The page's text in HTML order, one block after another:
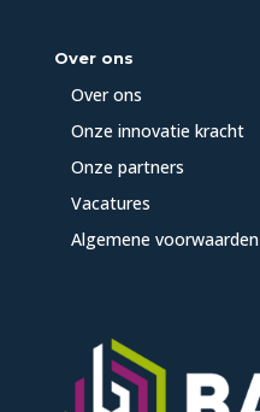
Over ons
Over ons
Onze innovatie kracht
Onze partners
Vacatures
Algemene voorwaarden